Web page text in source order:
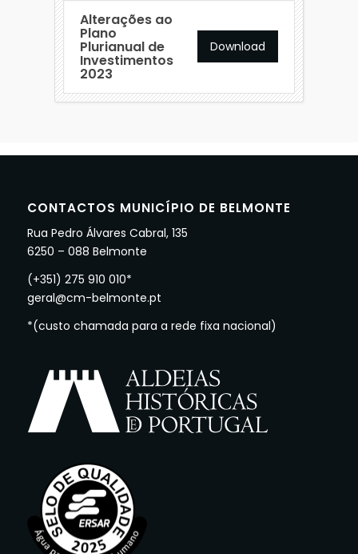
Alterações ao
Plano
Plurianual de
Investimentos
2023
Download
CONTACTOS MUNICÍPIO DE BELMONTE
Rua Pedro Álvares Cabral, 135
6250 – 088 Belmonte
(+351) 275 910 010*
geral@cm-belmonte.pt
*(custo chamada para a rede fixa nacional)